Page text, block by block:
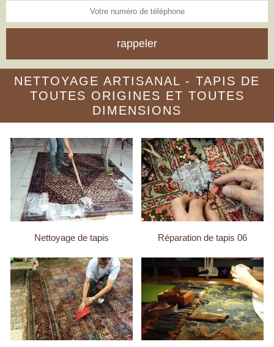
NETTOYAGE ARTISANAL - TAPIS DE
TOUTES ORIGINES ET TOUTES
DIMENSIONS
Nettoyage de tapis Réparation de tapis 06